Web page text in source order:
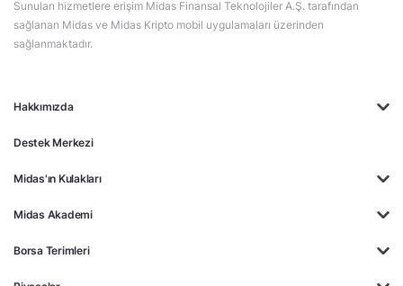
Hakkımızda
Destek Merkezi
Midas'ın Kulakları
Midas Akademi
Borsa Terimleri
Sunulan hizmetlere erişim Midas Finansal Teknolojiler A.Ş. tarafından
sağlanan Midas ve Midas Kripto mobil uygulamaları üzerinden
sağlanmaktadır.